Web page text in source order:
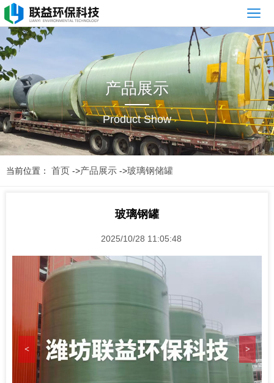
站
首
页
公
司
简
介
产
品
展
示
新
闻
资
案
例
常
产品展示
Product Show
当前位置： 首页 ->产品展示 ->玻璃钢储罐
玻璃钢罐
2025/10/28 11:05:48
>
<